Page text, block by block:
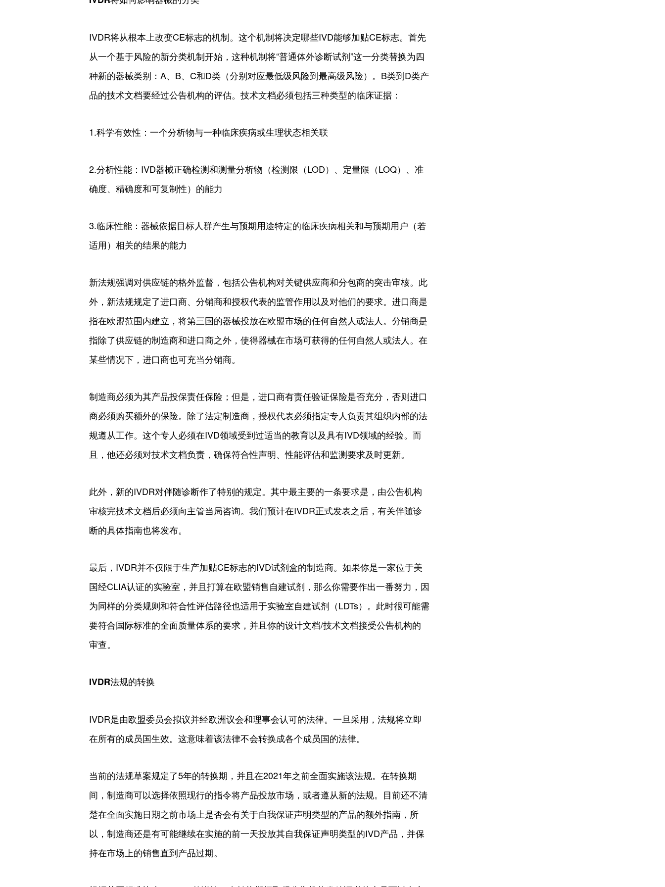
IVDR将从根本上改变CE标志的机制。这个机制将决定哪些IVD能够加贴CE标志。首先
从一个基于风险的新分类机制开始，这种机制将“普通体外诊断试剂”这一分类替换为四
种新的器械类别：A、B、C和D类（分别对应最低级风险到最高级风险）。B类到D类产
品的技术文档要经过公告机构的评估。技术文档必须包括三种类型的临床证据：
1.科学有效性：一个分析物与一种临床疾病或生理状态相关联
2.分析性能：IVD器械正确检测和测量分析物（检测限（LOD）、定量限（LOQ）、准
确度、精确度和可复制性）的能力
3.临床性能：器械依据目标人群产生与预期用途特定的临床疾病相关和与预期用户（若
适用）相关的结果的能力
新法规强调对供应链的格外监督，包括公告机构对关键供应商和分包商的突击审核。此
外，新法规规定了进口商、分销商和授权代表的监管作用以及对他们的要求。进口商是
指在欧盟范围内建立，将第三国的器械投放在欧盟市场的任何自然人或法人。分销商是
指除了供应链的制造商和进口商之外，使得器械在市场可获得的任何自然人或法人。在
某些情况下，进口商也可充当分销商。
制造商必须为其产品投保责任保险；但是，进口商有责任验证保险是否充分，否则进口
商必须购买额外的保险。除了法定制造商，授权代表必须指定专人负责其组织内部的法
规遵从工作。这个专人必须在IVD领域受到过适当的教育以及具有IVD领域的经验。而
且，他还必须对技术文档负责，确保符合性声明、性能评估和监测要求及时更新。
此外，新的IVDR对伴随诊断作了特别的规定。其中最主要的一条要求是，由公告机构
审核完技术文档后必须向主管当局咨询。我们预计在IVDR正式发表之后，有关伴随诊
断的具体指南也将发布。
最后，IVDR并不仅限于生产加贴CE标志的IVD试剂盒的制造商。如果你是一家位于美
国经CLIA认证的实验室，并且打算在欧盟销售自建试剂，那么你需要作出一番努力，因
为同样的分类规则和符合性评估路径也适用于实验室自建试剂（LDTs）。此时很可能需
要符合国际标准的全面质量体系的要求，并且你的设计文档/技术文档接受公告机构的
审查。
IVDR法规的转换
IVDR是由欧盟委员会拟议并经欧洲议会和理事会认可的法律。一旦采用，法规将立即
在所有的成员国生效。这意味着该法律不会转换成各个成员国的法律。
当前的法规草案规定了5年的转换期，并且在2021年之前全面实施该法规。在转换期
间，制造商可以选择依照现行的指令将产品投放市场，或者遵从新的法规。目前还不清
楚在全面实施日期之前市场上是否会有关于自我保证声明类型的产品的额外指南，所
以，制造商还是有可能继续在实施的前一天投放其自我保证声明类型的IVD产品，并保
持在市场上的销售直到产品过期。